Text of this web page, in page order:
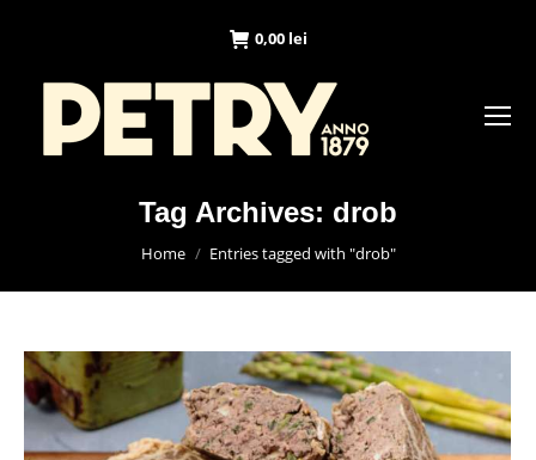
0,00 lei
Tag Archives: drob
You are here:
Home Entries tagged with "drob"